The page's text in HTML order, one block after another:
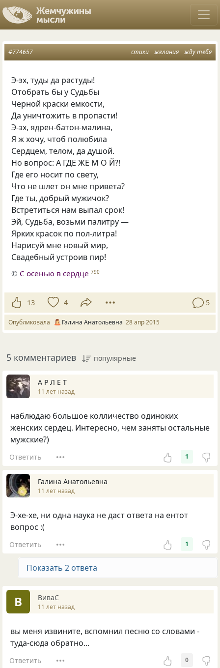
стихи желания жду тебя
#774657
Э-эх, туды да растуды!
Отобрать бы у Судьбы
Черной краски емкости,
Да уничтожить в пропасти!
Э-эх, ядрен-батон-малина,
Я ж хочу, чтоб полюбила
Сердцем, телом, да душой.
Но вопрос: А ГДЕ ЖЕ М О Й?!
Где его носит по свету,
Что не шлет он мне привета?
Где ты, добрый мужичок?
Встретиться нам выпал срок!
Эй, Судьба, возьми палитру —
Ярких красок по пол-литра!
Нарисуй мне новый мир,
Свадебный устроив пир!
© С осенью в сердце 790
13 4 5
Опубликовала Галина Анатольевна 28 апр 2015
5 комментариев популярные
А Р Л Е Т
11 лет назад
наблюдаю большое колличество одиноких
женских сердец. Интересно, чем заняты остальные
мужские?)
Ответить 1
Галина Анатольевна
11 лет назад
Э-хе-хе, ни одна наука не даст ответа на ентот
вопрос :(
Ответить 1
Показать 2 ответа
В ВиваС
11 лет назад
вы меня извините, вспомнил песню со словами -
туда-сюда обратно...
Ответить 0